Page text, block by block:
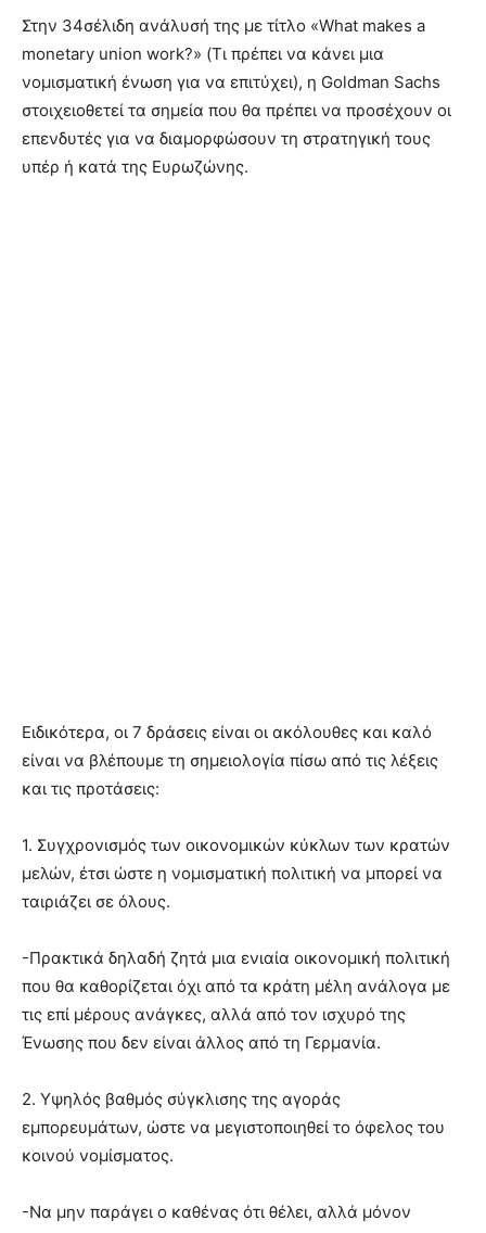
Στην 34σέλιδη ανάλυσή της με τίτλο «What makes a
monetary union work?» (Τι πρέπει να κάνει μια
νομισματική ένωση για να επιτύχει), η Goldman Sachs
στοιχειοθετεί τα σημεία που θα πρέπει να προσέχουν οι
επενδυτές για να διαμορφώσουν τη στρατηγική τους
υπέρ ή κατά της Ευρωζώνης.
Ειδικότερα, οι 7 δράσεις είναι οι ακόλουθες και καλό
είναι να βλέπουμε τη σημειολογία πίσω από τις λέξεις
και τις προτάσεις:
1. Συγχρονισμός των οικονομικών κύκλων των κρατών
μελών, έτσι ώστε η νομισματική πολιτική να μπορεί να
ταιριάζει σε όλους.
-Πρακτικά δηλαδή ζητά μια ενιαία οικονομική πολιτική
που θα καθορίζεται όχι από τα κράτη μέλη ανάλογα με
τις επί μέρους ανάγκες, αλλά από τον ισχυρό της
Ένωσης που δεν είναι άλλος από τη Γερμανία.
2. Υψηλός βαθμός σύγκλισης της αγοράς
εμπορευμάτων, ώστε να μεγιστοποιηθεί το όφελος του
κοινού νομίσματος.
-Να μην παράγει ο καθένας ότι θέλει, αλλά μόνον